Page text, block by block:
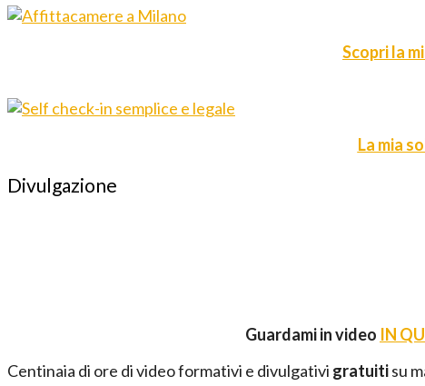
Scopri la
La mia
Divulgazione
Guardami in video IN
Centinaia di ore di video formativi e divulgativi gratuitisu